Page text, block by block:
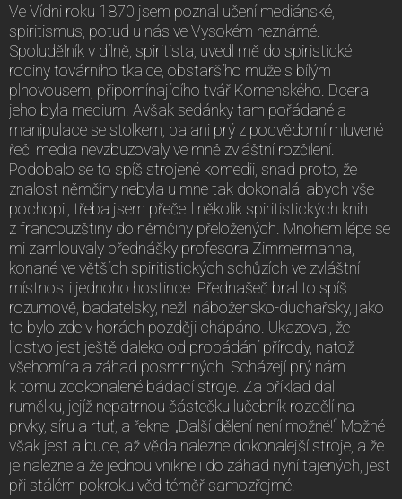
Ve Vídni roku 1870 jsem poznal učení mediánské,
spiritismus, potud u nás ve Vysokém neznámé.
Spoludělník v dílně, spiritista, uvedl mě do spiristické
rodiny továrního tkalce, obstaršího muže s bílým
plnovousem, připomínajícího tvář Komenského. Dcera
jeho byla medium. Avšak sedánky tam pořádané a
manipulace se stolkem, ba ani prý z podvědomí mluvené
řeči media nevzbuzovaly ve mně zvláštní rozčilení.
Podobalo se to spíš strojené komedii, snad proto, že
znalost němčiny nebyla u mne tak dokonalá, abych vše
pochopil, třeba jsem přečetl několik spiritistických knih
z francouzštiny do němčiny přeložených. Mnohem lépe se
mi zamlouvaly přednášky profesora Zimmermanna,
konané ve větších spiritistických schůzích ve zvláštní
místnosti jednoho hostince. Přednašeč bral to spíš
rozumově, badatelsky, nežli nábožensko-duchařsky, jako
to bylo zde v horách později chápáno. Ukazoval, že
lidstvo jest ještě daleko od probádání přírody, natož
všehomíra a záhad posmrtných. Scházejí prý nám
k tomu zdokonalené bádací stroje. Za příklad dal
rumělku, jejíž nepatrnou částečku lučebník rozdělí na
prvky, síru a rtuť, a řekne: „Další dělení není možné!“ Možné
však jest a bude, až věda nalezne dokonalejší stroje, a že
je nalezne a že jednou vnikne i do záhad nyní tajených, jest
při stálém pokroku věd téměř samozřejmé.